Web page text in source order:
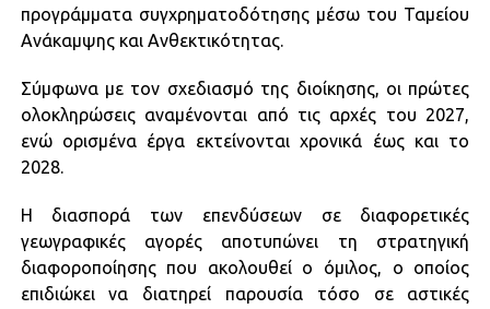
προγράμματα συγχρηματοδότησης μέσω του Ταμείου
Ανάκαμψης και Ανθεκτικότητας.
Σύμφωνα με τον σχεδιασμό της διοίκησης, οι πρώτες
ολοκληρώσεις αναμένονται από τις αρχές του 2027,
ενώ ορισμένα έργα εκτείνονται χρονικά έως και το
2028.
Η διασπορά των επενδύσεων σε διαφορετικές
γεωγραφικές αγορές αποτυπώνει τη στρατηγική
διαφοροποίησης που ακολουθεί ο όμιλος, ο οποίος
επιδιώκει να διατηρεί παρουσία τόσο σε αστικές